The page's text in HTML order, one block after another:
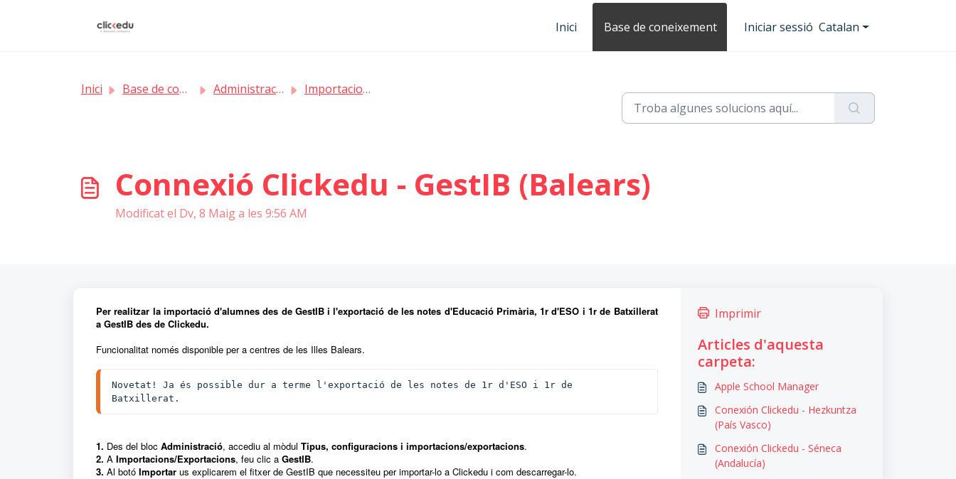
Inici
Base de coneixement Iniciar sessió Catalan
Inici Base de coneixement Administració Importacions/Exportacions
Connexió Clickedu - GestIB (Balears)
Modificat el Dv, 8 Maig a les 9:56 AM
Per realitzar la importació d'alumnes des de GestIB i l'exportació de les notes d'Educació Primària, 1r d'ESO i 1r de Batxillerat
a GestIB des de Clickedu.
Funcionalitat només disponible per a centres de les Illes Balears.
Novetat! Ja és possible dur a terme l'exportació de les notes de 1r d'ESO i 1r de
Batxillerat.
1. Des del bloc Administració, accediu al mòdul Tipus, configuracions i importacions/exportacions.
2. A Importacions/Exportacions, feu clic a GestIB.
3. Al botó Importar us explicarem el fitxer de GestIB que necessiteu per importar-lo a Clickedu i com descarregar-lo.
Imprimir
Articles d'aquesta
carpeta:
Apple School Manager
Conexión Clickedu - Hezkuntza
(País Vasco)
Conexión Clickedu - Séneca
(Andalucía)